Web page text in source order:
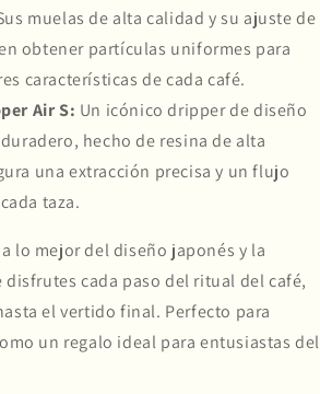
muelas de alta calidad y su ajuste de
obtener partículas uniformes para
características de cada café.
Air S: Un icónico dripper de diseño
hecho de resina de alta
una extracción precisa y un flujo
taza.
lo mejor del diseño japonés y la
cada paso del ritual del café,
el vertido final. Perfecto para
un regalo ideal para entusiastas del